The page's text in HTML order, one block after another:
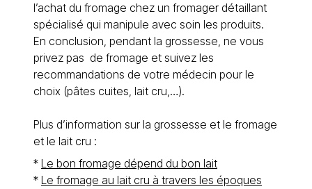
l’achat du fromage chez un fromager détaillant
spécialisé qui manipule avec soin les produits.
En conclusion, pendant la grossesse, ne vous
privez pas de fromage et suivez les
recommandations de votre médecin pour le
choix (pâtes cuites, lait cru,…).
Plus d’information sur la grossesse et le fromage
et le lait cru :
* Le bon fromage dépend du bon lait
* Le fromage au lait cru à travers les époques